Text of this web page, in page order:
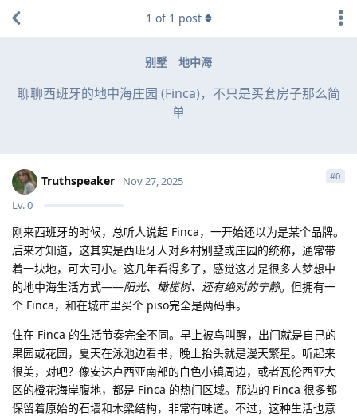
别墅 地中海
聊聊西班牙的地中海庄园 (Finca)，不只是买套房子那么简
单
1 of 1 post
Truthspeaker
Lv.0
Nov 27, 2025 #0
刚来西班牙的时候，总听人说起 Finca，一开始还以为是某个品牌。
后来才知道，这其实是西班牙人对乡村别墅或庄园的统称，通常带
着一块地，可大可小。这几年看得多了，感觉这才是很多人梦想中
的地中海生活方式——阳光、橄榄树、还有绝对的宁静。但拥有一
个 Finca，和在城市里买个 piso完全是两码事。
住在 Finca 的生活节奏完全不同。早上被鸟叫醒，出门就是自己的
果园或花园，夏天在泳池边看书，晚上抬头就是漫天繁星。听起来
很美，对吧？像安达卢西亚南部的白色小镇周边，或者瓦伦西亚大
区的橙花海岸腹地，都是 Finca 的热门区域。那边的 Finca 很多都
保留着原始的石墙和木梁结构，非常有味道。不过，这种生活也意